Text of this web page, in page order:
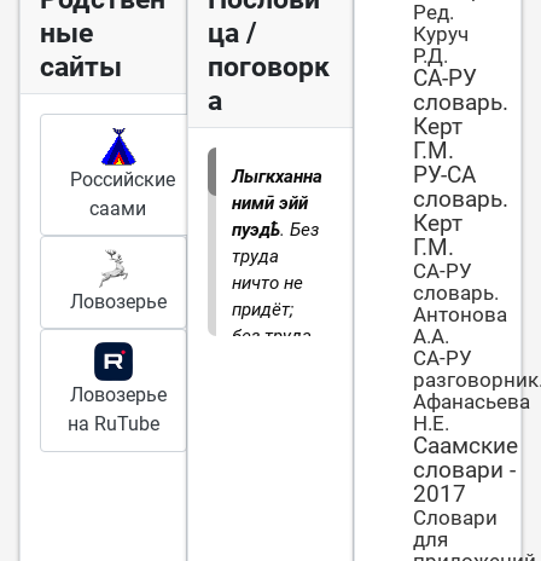
ные
сайты
Российские
саами
Ловозерье
Ловозерье
на RuTube
ца /
поговорк
а
Лыгкханна
нимӣ эйй
пуэдҍ. Без
труда
ничто не
придёт;
без труда
Ред.
Куруч
Р.Д.
СА-РУ
словарь.
Керт
Г.М.
РУ-СА
словарь.
Керт
Г.М.
СА-РУ
словарь.
Антонова
А.А.
СА-РУ
Афанасьева
Н.Е.
Саамские
словари -
2017
Словари
для